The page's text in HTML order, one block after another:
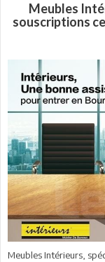
Meubles
souscriptions
Meubles Intérieurs,